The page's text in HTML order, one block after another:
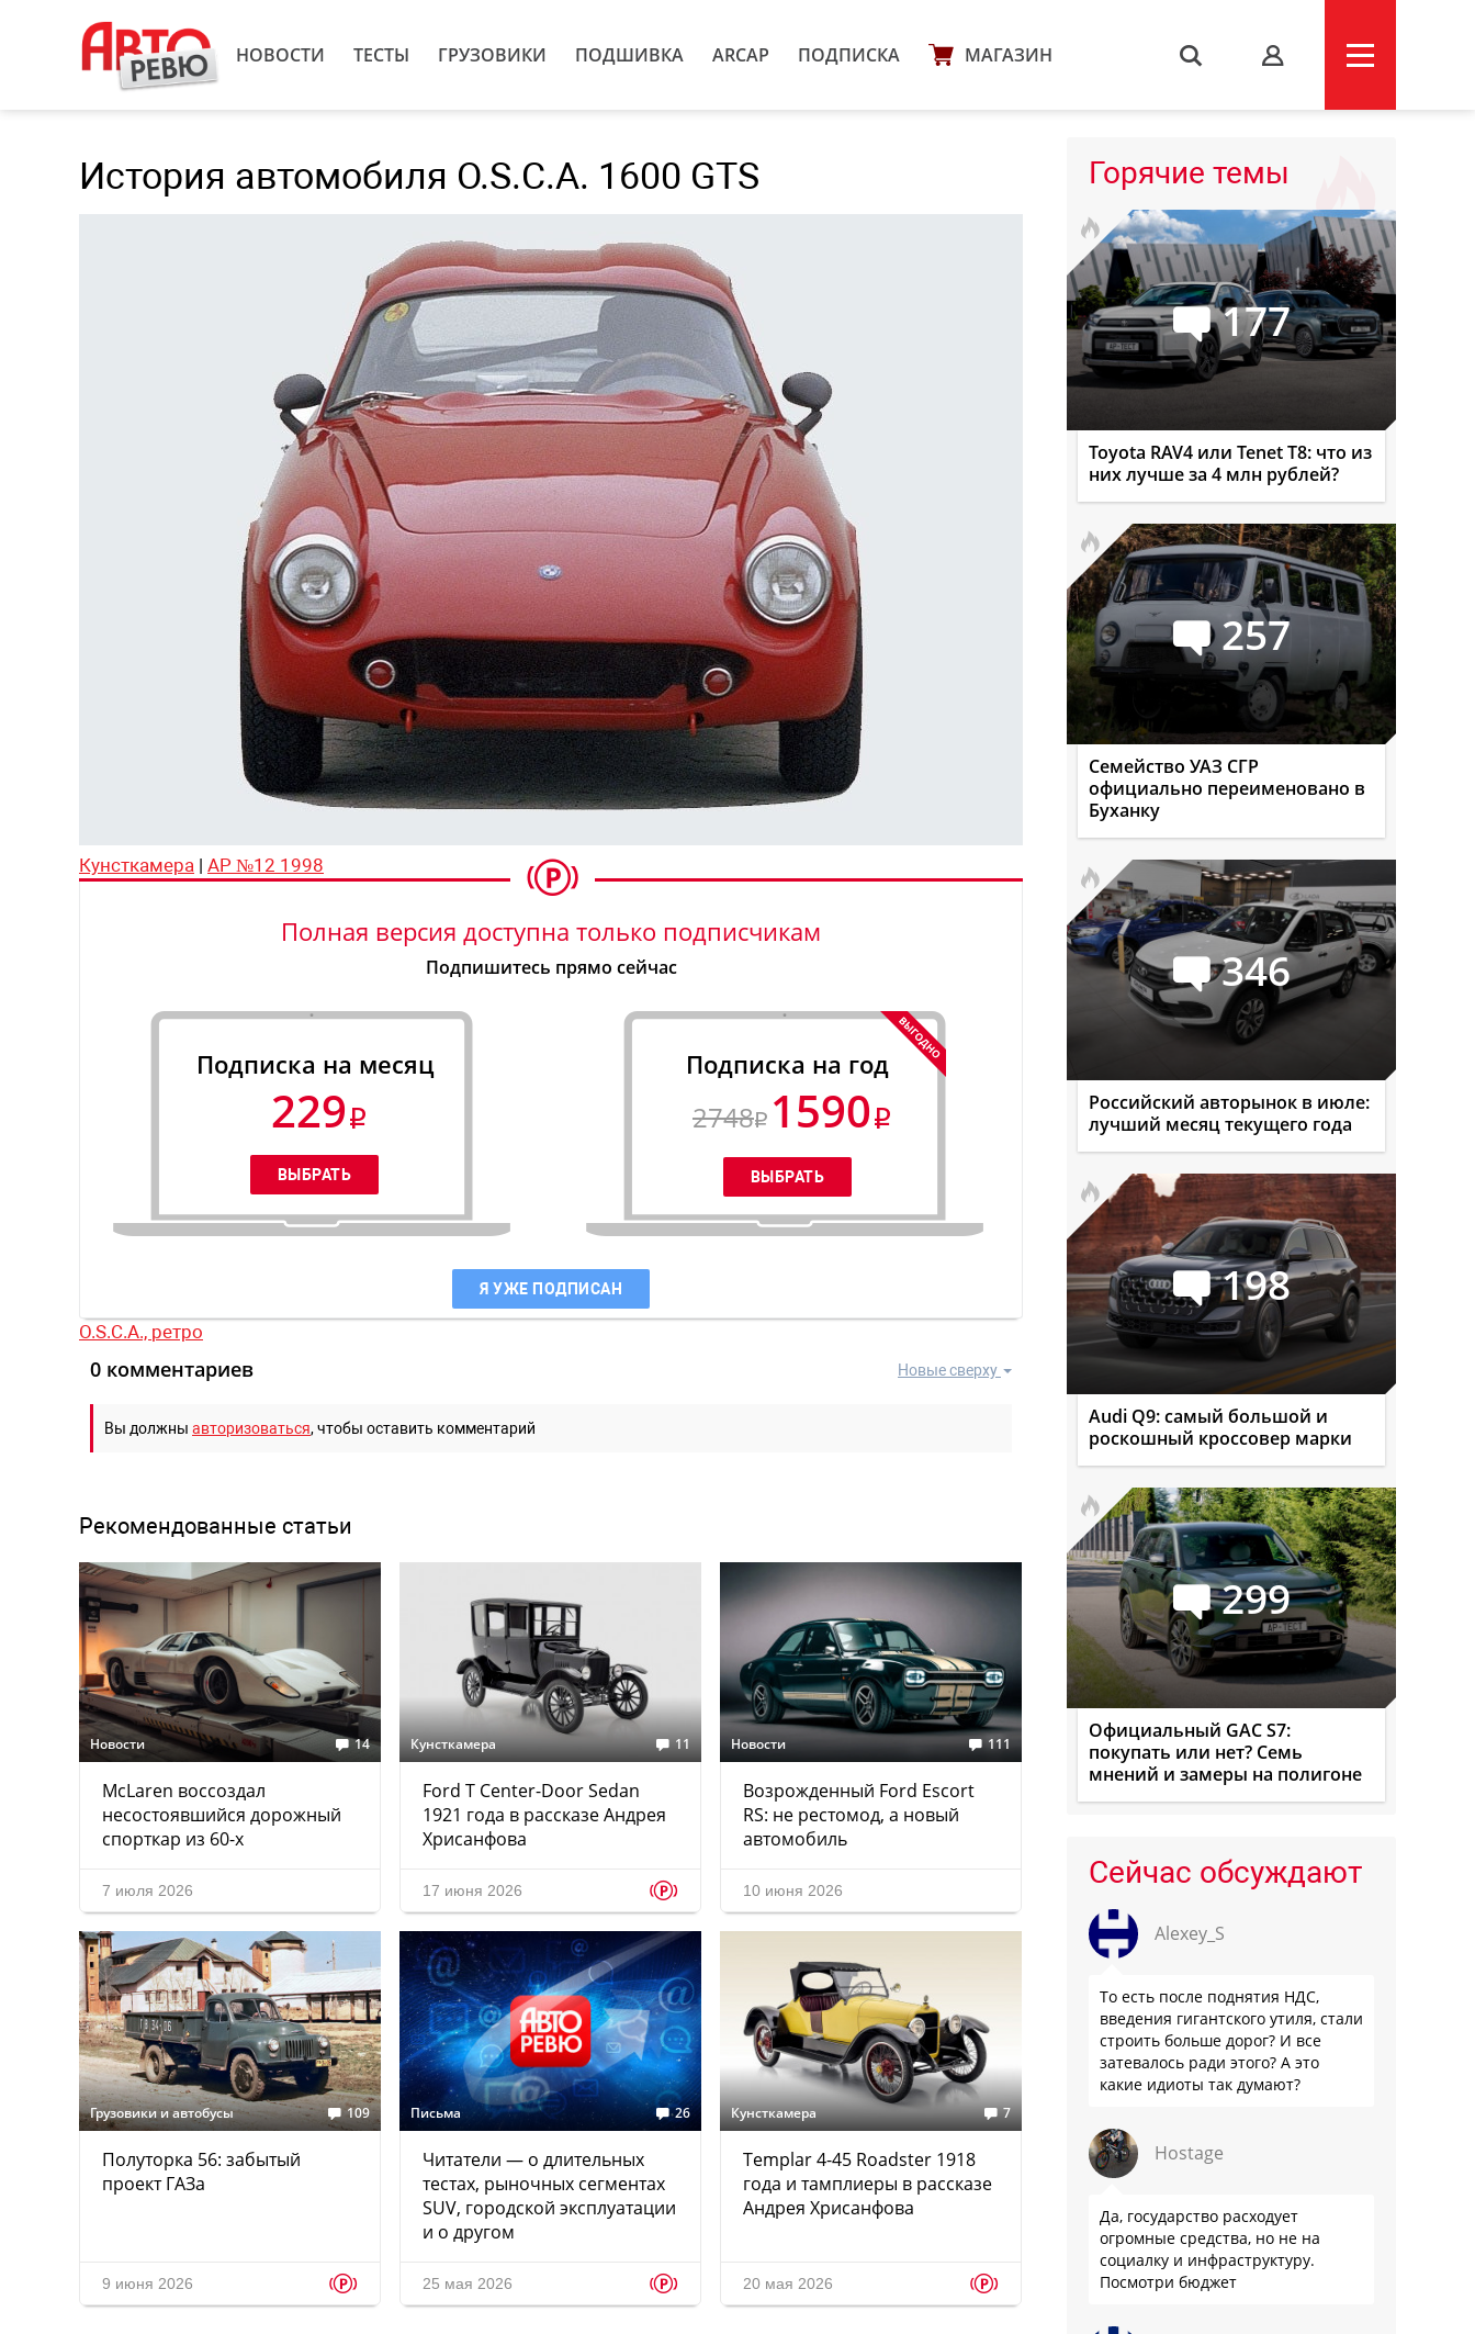
НОВОСТИ ТЕСТЫ ГРУЗОВИКИ ПОДШИВКА ARCAP ПОДПИСКА МАГАЗИН s
История автомобиля O.S.C.A. 1600 GTS
Кунсткамера | АР №12 1998
Полная версия доступна только подписчикам
Подпишитесь прямо сейчас
Подписка на месяц
229
Подписка на год
2748 1590
Я УЖЕ ПОДПИСАН
O.S.C.A., ретро
Новые сверху
0 комментариев
Вы должны авторизоваться, чтобы оставить комментарий
Рекомендованные статьи
Новости 14
McLaren воссоздал
несостоявшийся дорожный
спорткар из 60-х
7 июля 2026
Кунсткамера 11
Ford T Center-Door Sedan
1921 года в рассказе Андрея
Хрисанфова
17 июня 2026 p
Новости 111
Возрожденный Ford Escort
RS: не рестомод, а новый
автомобиль
10 июня 2026
Грузовики и автобусы 109
Полуторка 56: забытый
проект ГАЗа
9 июня 2026 p
Письма 26
Читатели — о длительных
тестах, рыночных сегментах
SUV, городской эксплуатации
и о другом
25 мая 2026 p
Кунсткамера 7
Templar 4-45 Roadster 1918
года и тамплиеры в рассказе
Андрея Хрисанфова
20 мая 2026 p
Горячие темы
177
Toyota RAV4 или Tenet T8: что из
них лучше за 4 млн рублей?
257
Семейство УАЗ СГР
официально переименовано в
Буханку
346
Российский авторынок в июле:
лучший месяц текущего года
198
Audi Q9: самый большой и
роскошный кроссовер марки
299
Официальный GAC S7:
покупать или нет? Семь
мнений и замеры на полигоне
Сейчас обсуждают
Alexey_S
То есть после поднятия НДС,
введения гигантского утиля, стали
строить больше дорог? И все
затевалось ради этого? А это
какие идиоты так думают?
Hostage
Да, государство расходует
огромные средства, но не на
социалку и инфраструктуру.
Посмотри бюджет